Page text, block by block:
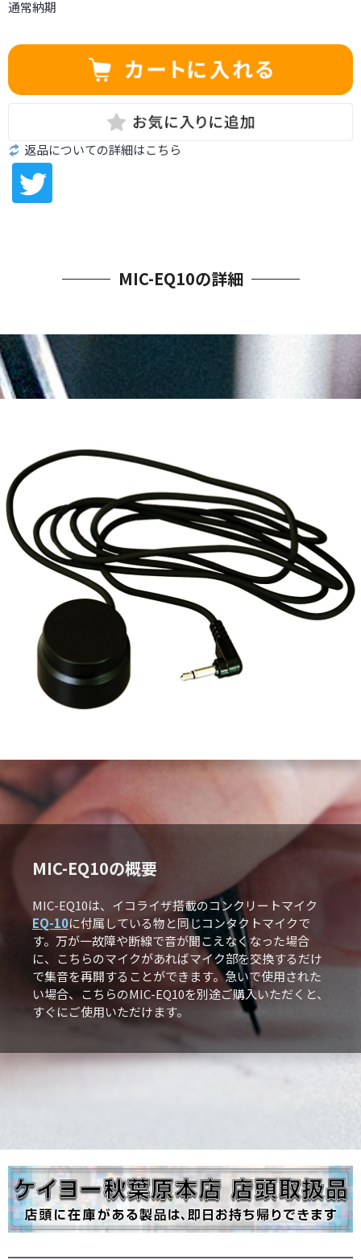
通常納期
返品についての詳細はこちら
MIC-EQ10の詳細
MIC-EQ10の概要
MIC-EQ10は、イコライザ搭載のコンクリートマイク
EQ-10に付属している物と同じコンタクトマイクで
す。万が一故障や断線で音が聞こえなくなった場合
に、こちらのマイクがあればマイク部を交換するだけ
で集音を再開することができます。急いで使用された
い場合、こちらのMIC-EQ10を別途ご購入いただくと、
すぐにご使用いただけます。